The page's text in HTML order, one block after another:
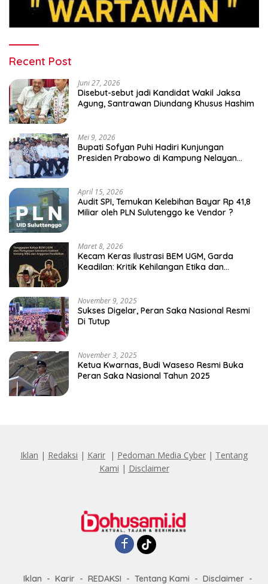
Recent Post
Juni 27, 2026
Disebut-sebut jadi Kandidat Wakil Jaksa
Agung, Santrawan Diundang Khusus Hashim
Mei 9, 2026
Bupati Sofyan Puhi Hadiri Kunjungan
Presiden Prabowo di Kampung Nelayan
April 15, 2026
Audit SPI, Temukan Kelebihan Bayar Rp 41,8
Miliar oleh PLN Sulutenggo ke Vendor ?
Maret 8, 2026
Kecam Keras Ilustrasi BEM UGM, Garda
Keadilan: Kritik Kehilangan Etika dan
November 9, 2025
Sukses Digelar, Peran Saka Nasional Resmi
Di Tutup
November 3, 2025
Ketua Kwarnas, Budi Waseso Resmi Buka
Peran Saka Nasional Tahun 2025
Iklan | Redaksi | Karir | Pedoman Media Cyber | Tentang
Kami | Disclaimer
Iklan Karir REDAKSI Tentang Kami Disclaimer